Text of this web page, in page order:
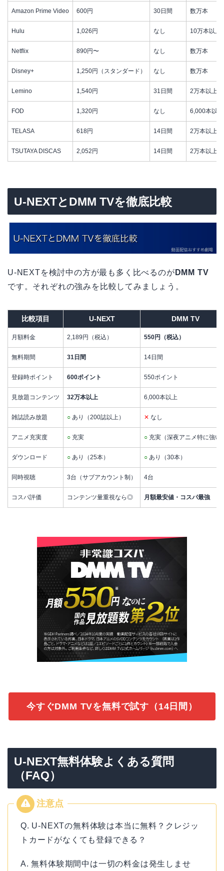
Amazon Prime Video 600円 30日間 数万本
Hulu 1,026円 なし 10万本以上
Netflix 890円〜 なし 数万本
Disney+ 1,250円（スタンダード） なし 数万本
Lemino 1,540円 31日間 2万本以上
FOD 1,320円 なし 6,000本以上
TELASA 618円 14日間 2万本以上
TSUTAYA DISCAS 2,052円 14日間 2万本以上
U-NEXTとDMM TVを徹底比較
U-NEXTを検討中の方が最も多く比べるのが DMM TV
です。それぞれの強みを比較してみましょう。
比較項目 U-NEXT DMM TV
月額料金 2,189円（税込） 550円（税込）
無料期間 31日間 14日間
登録時ポイント 600ポイント 550ポイント
見放題コンテンツ 32万本以上 6,000本以上
雑誌読み放題 ○ あり（200誌以上） ✕ なし
アニメ充実度 ○ 充実 ○ 充実（深夜アニメ特に強い
ダウンロード ○ あり（25本） ○ あり（30本）
同時視聴 3台（サブアカウント制） 4台
コスパ評価 コンテンツ量重視なら◎ 月額最安値・コスパ最強
今すぐDMM TVを無料で試す（14日間）
U-NEXT無料体験よくある質問
（FAQ）
Q. U-NEXTの無料体験は本当に無料？クレジッ
トカードがなくても登録できる？
A. 無料体験期間中は一切の料金は発生しませ